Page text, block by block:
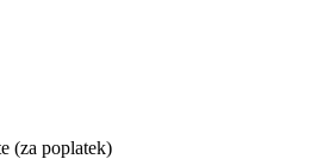
(za poplatek)